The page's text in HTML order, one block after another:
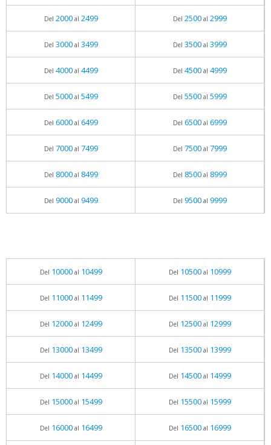
Del 2000al 2499 Del 2500al 2999
Del 3000al 3499 Del 3500al 3999
Del 4000al 4499 Del 4500al 4999
Del 5000al 5499 Del 5500al 5999
Del 6000al 6499 Del 6500al 6999
Del 7000al 7499 Del 7500al 7999
Del 8000al 8499 Del 8500al 8999
Del 9000al 9499 Del 9500al 9999
Del 10000al 10499 Del 10500al 10999
Del 11000al 11499 Del 11500al 11999
Del 12000al 12499 Del 12500al 12999
Del 13000al 13499 Del 13500al 13999
Del 14000al 14499 Del 14500al 14999
Del 15000al 15499 Del 15500al 15999
Del 16000al 16499 Del 16500al 16999